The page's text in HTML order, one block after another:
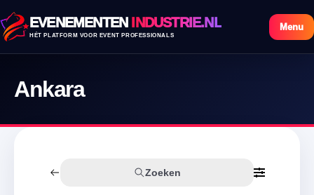
EVENEMENTEN INDUSTRIE.NL
HÉT PLATFORM VOOR EVENT PROFESSIONALS
Menu
Ankara
Zoeken